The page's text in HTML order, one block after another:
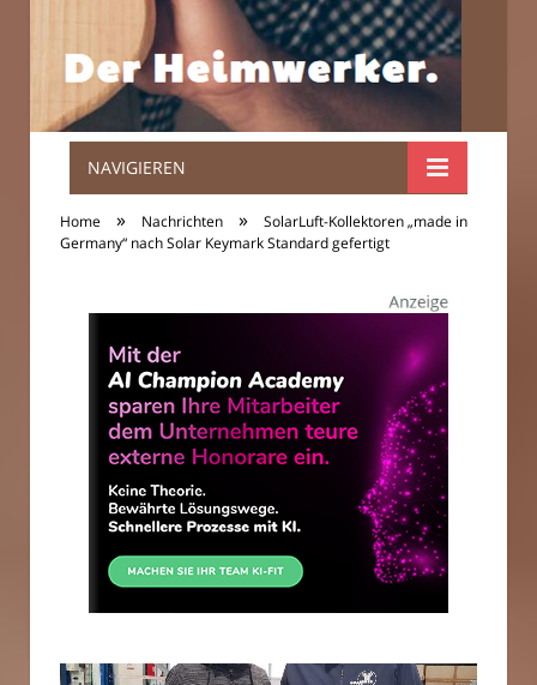
Der
Heimwerker.
NAVIGIEREN
Home » Nachrichten »
SolarLuft-Kollektoren „made in
Germany“ nach Solar Keymark Standard gefertigt